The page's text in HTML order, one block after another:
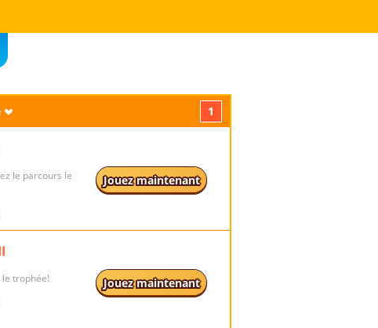
1
le parcours le
Jouez maintenant
trophée! Jouez maintenant